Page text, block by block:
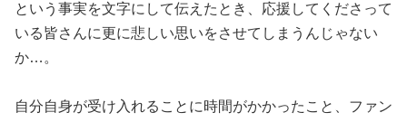
という事実を文字にして伝えたとき、応援してくださって
いる皆さんに更に悲しい思いをさせてしまうんじゃない
か…。
自分自身が受け入れることに時間がかかったこと、ファン